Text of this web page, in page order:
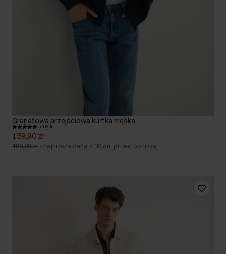
Granatowa przejściowa kurtka męska
5.0 (29)
159,90 zł
199,90 zł - najniższa cena z 30 dni przed obniżką